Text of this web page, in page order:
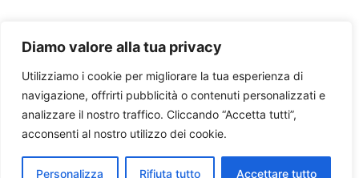
Diamo valore alla tua privacy
Utilizziamo i cookie per migliorare la tua esperienza di
navigazione, offrirti pubblicità o contenuti personalizzati e
analizzare il nostro traffico. Cliccando “Accetta tutti”,
acconsenti al nostro utilizzo dei cookie.
Personalizza Rifiuta tutto Accettare tutto